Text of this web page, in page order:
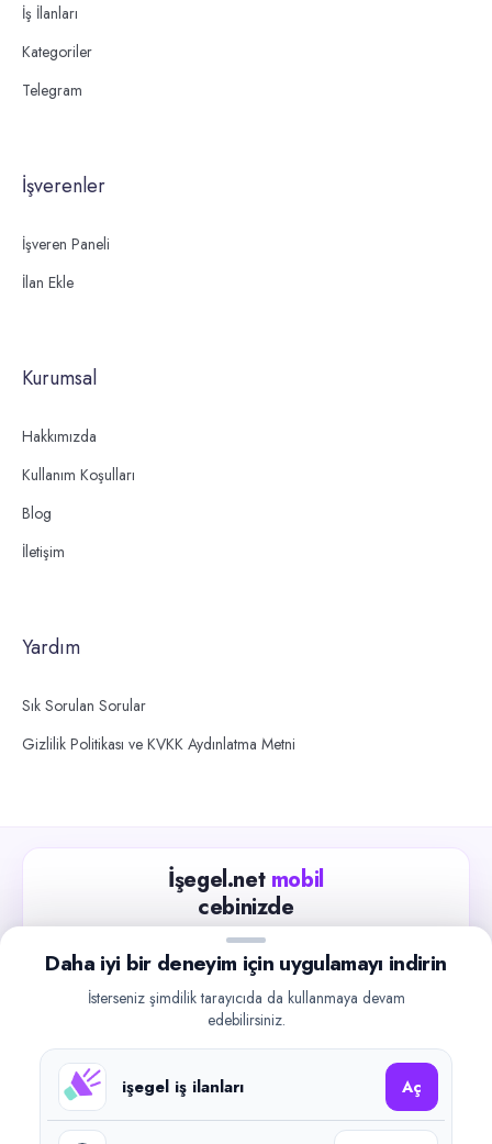
İş İlanları
Kategoriler
Telegram
İşverenler
İşveren Paneli
İlan Ekle
Kurumsal
Hakkımızda
Kullanım Koşulları
Blog
İletişim
Yardım
Sık Sorulan Sorular
Gizlilik Politikası ve KVKK Aydınlatma Metni
İşegel.net mobil
cebinizde
Güncel iş ilanlarını takip edin, işverenlerle hızlıca
iletişime geçin.
Google Play
Daha iyi bir deneyim için uygulamayı indirin
İsterseniz şimdilik tarayıcıda da kullanmaya devam
edebilirsiniz.
işegel iş ilanları Aç